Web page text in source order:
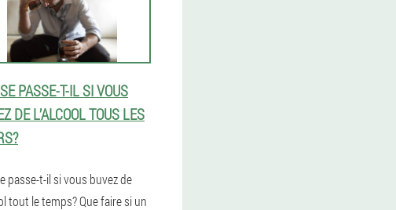
PASSE-T-IL SI VOUS
DE L’ALCOOL TOUS LES
passe-t-il si vous buvez de
tout le temps? Que faire si un